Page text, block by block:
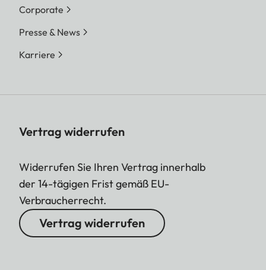
Corporate
Presse & News
Karriere
Vertrag widerrufen
Widerrufen Sie Ihren Vertrag innerhalb
der 14-tägigen Frist gemäß EU-
Verbraucherrecht.
Vertrag widerrufen